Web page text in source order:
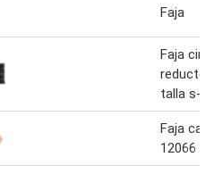
Faja
Faja
talla s-m
Faja
12066